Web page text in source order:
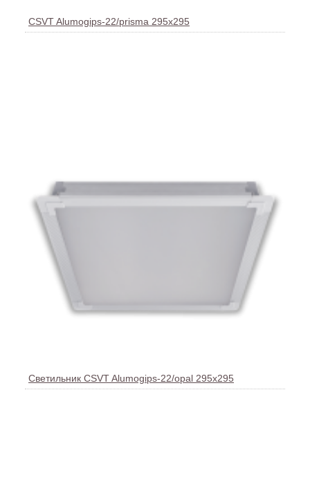
CSVT Alumogips-22/prisma 295х295
Светильник CSVT Alumogips-22/opal 295х295